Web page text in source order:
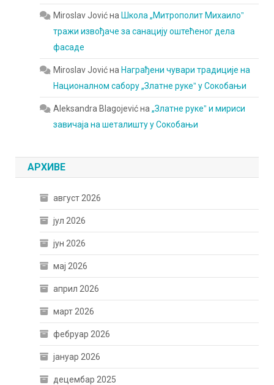
Miroslav JovićнаШкола „Митрополит Михаилоˮ
тражи извођаче за санацију оштећеног дела
фасаде
Miroslav JovićнаНаграђени чувари традиције на
Националном сабору „Златне рукеˮ у Сокобањи
Aleksandra Blagojevićна„Златне рукеˮ и мириси
завичаја на шеталишту у Сокобањи
АРХИВЕ
август 2026
јул 2026
јун 2026
мај 2026
април 2026
март 2026
фебруар 2026
јануар 2026
децембар 2025